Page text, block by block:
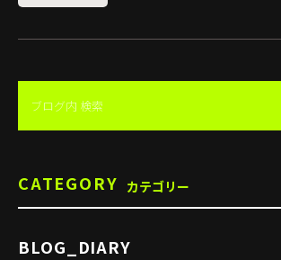
CATEGORY カテゴリー
BLOG_DIARY